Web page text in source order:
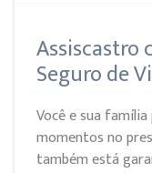
Assiscastro
Seguro de
Você e sua
momentos no
também está